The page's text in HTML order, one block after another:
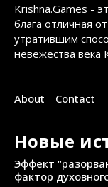
Krishna.Games -
блага отличная
утратившим
невежества века
About Contact
Новые
Эффект
фактор